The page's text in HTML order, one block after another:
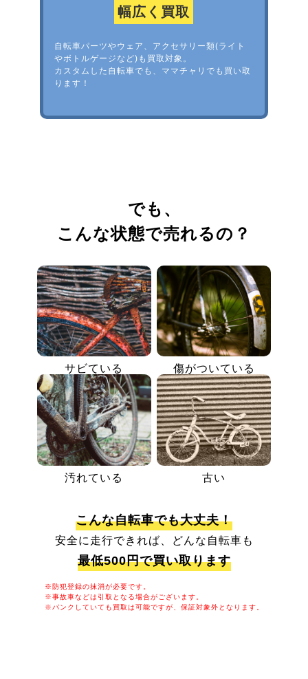
幅広く買取
自転車パーツやウェア、アクセサリー類(ライト
やボトルゲージなど)も買取対象。
カスタムした自転車でも、ママチャリでも買い取
ります！
でも、
こんな状態で売れるの？
サビている 傷がついている
汚れている 古い
こんな自転車でも大丈夫！
安全に走行できれば、どんな自転車も
最低500円で買い取ります
※防犯登録の抹消が必要です。
※事故車などは引取となる場合がございます。
※パンクしていても買取は可能ですが、保証対象外となります。